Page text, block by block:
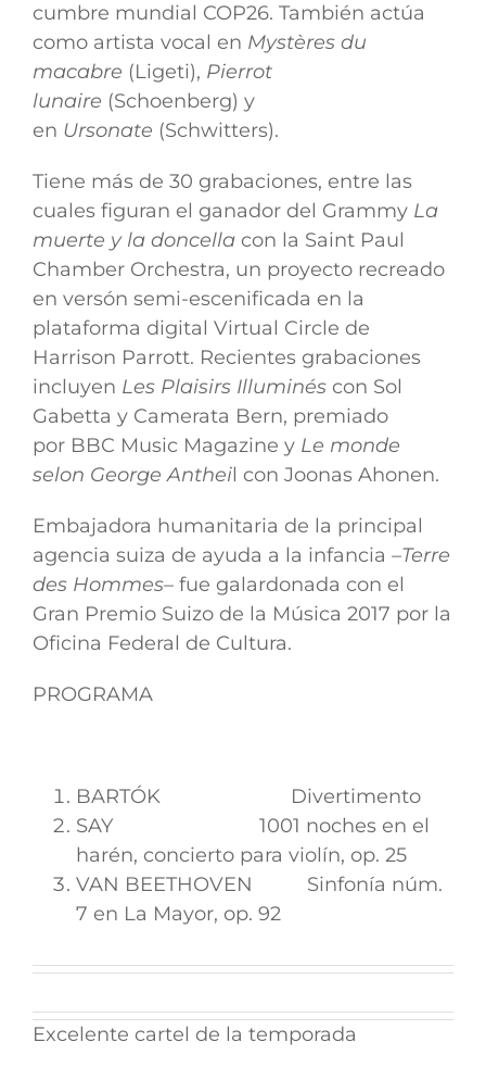
cumbre mundial COP26. También actúa
como artista vocal en Mystères du
macabre (Ligeti), Pierrot
lunaire (Schoenberg) y
en Ursonate (Schwitters).
Tiene más de 30 grabaciones, entre las
cuales figuran el ganador del Grammy La
muerte y la doncellacon la Saint Paul
Chamber Orchestra, un proyecto recreado
en versón semi-escenificada en la
plataforma digital Virtual Circle de
Harrison Parrott. Recientes grabaciones
incluyen Les Plaisirs Illuminés con Sol
Gabetta y Camerata Bern, premiado
por BBC Music Magazine y Le monde
selon George Antheil con Joonas Ahonen.
Embajadora humanitaria de la principal
agencia suiza de ayuda a la infancia –Terre
des Hommes– fue galardonada con el
Gran Premio Suizo de la Música 2017 por la
Oficina Federal de Cultura.
PROGRAMA
BARTÓK Divertimento
SAY 1001 noches en el
harén, concierto para violín, op. 25
VAN BEETHOVEN Sinfonía núm.
7 en La Mayor, op. 92
Excelente cartel de la temporada